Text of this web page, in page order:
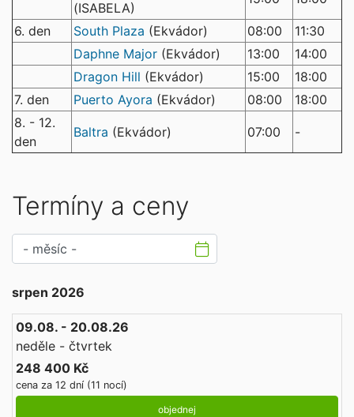
(ISABELA)
6. den South Plaza (Ekvádor) 08:00
11:30
Daphne Major (Ekvádor) 13:00
14:00
Dragon Hill (Ekvádor) 15:00
18:00
7. den
Puerto Ayora (Ekvádor) 08:00
18:00
8. - 12.
den
Baltra (Ekvádor) 07:00 -
Termíny a ceny
srpen 2026
09.08. - 20.08.26
neděle - čtvrtek
248 400 Kč
cena za 12 dní (11 nocí)
objednej